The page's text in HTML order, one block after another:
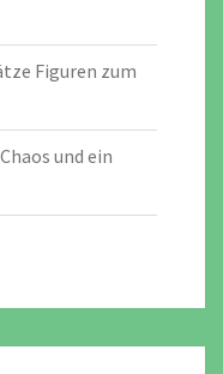
Figuren zum
und ein